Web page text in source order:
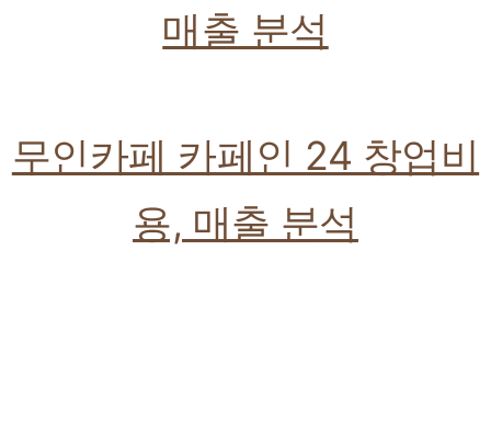
매출 분석
무인카페 카페인 24 창업비
용, 매출 분석